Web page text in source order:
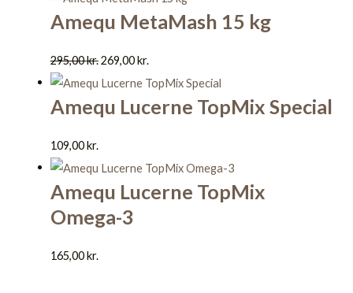
Amequ MetaMash 15 kg
295,00kr.269,00kr.
Amequ Lucerne TopMix Special
109,00kr.
Amequ Lucerne TopMix
Omega-3
165,00kr.